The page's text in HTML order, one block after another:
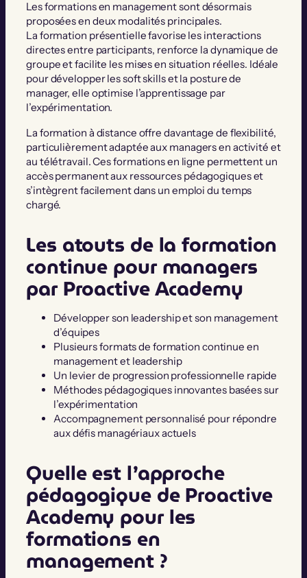
Les formations en management sont désormais
proposées en deux modalités principales.
La formation présentielle favorise les interactions
directes entre participants, renforce la dynamique de
groupe et facilite les mises en situation réelles. Idéale
pour développer les soft skills et la posture de
manager, elle optimise l’apprentissage par
l’expérimentation.
La formation à distance offre davantage de flexibilité,
particulièrement adaptée aux managers en activité et
au télétravail. Ces formations en ligne permettent un
accès permanent aux ressources pédagogiques et
s’intègrent facilement dans un emploi du temps
chargé.
Les atouts de la formation
continue pour managers
par Proactive Academy
Développer son leadership et son management
d’équipes
Plusieurs formats de formation continue en
management et leadership
Un levier de progression professionnelle rapide
Méthodes pédagogiques innovantes basées sur
l’expérimentation
Accompagnement personnalisé pour répondre
aux défis managériaux actuels
Quelle est l’approche
pédagogique de Proactive
Academy pour les
formations en
management ?